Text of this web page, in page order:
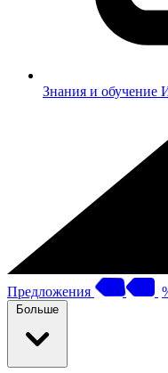
Знания и обучение
Предложения
Больше